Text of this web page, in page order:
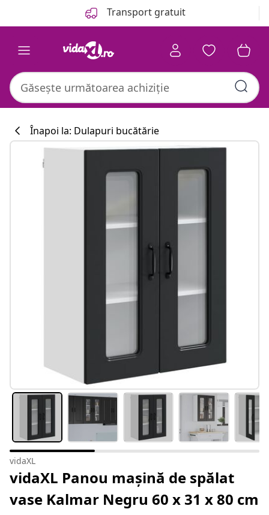
Transport gratuit
Înapoi la: Dulapuri bucătărie
vidaXL
vidaXL Panou mașină de spălat
vase Kalmar Negru 60 x 31 x 80 cm